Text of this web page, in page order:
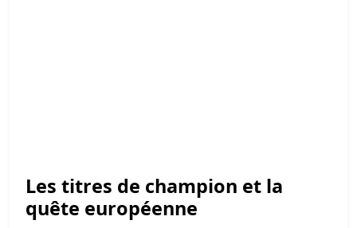
Les titres de champion et la
quête européenne